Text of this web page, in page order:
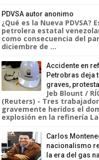
PDVSA autor anonimo
¿Qué es la Nueva PDVSA?
petrolera estatal
como consecuencia del
diciembre de ...
Accidente en
Petrobras deja
graves,
Jeb Blount /
(Reuters) - Tres
gravemente heridos el
explosión en la refinería
Carlos
nacionalismo
la era del gas